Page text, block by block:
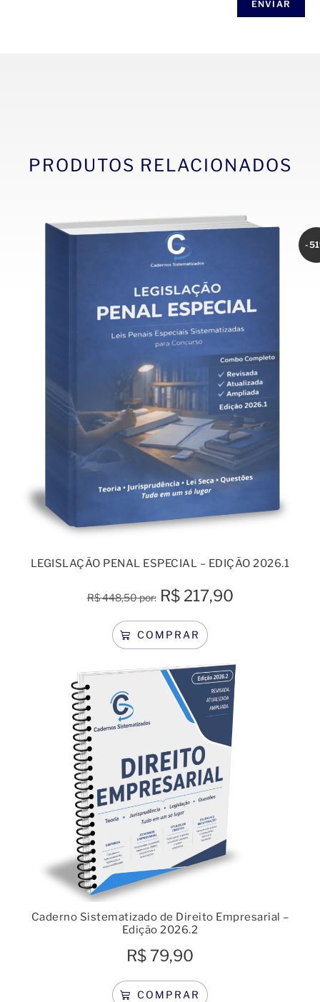
PRODUTOS RELACIONADOS
-
LEGISLAÇÃO PENAL ESPECIAL – EDIÇÃO 2026.1
R$448,50por: R$217,90
COMPRAR
Caderno Sistematizado de Direito Empresarial –
Edição 2026.2
R$ 79,90
COMPRAR